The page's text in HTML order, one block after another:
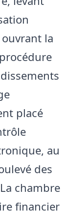
la
placé
au
des
chambre
financier